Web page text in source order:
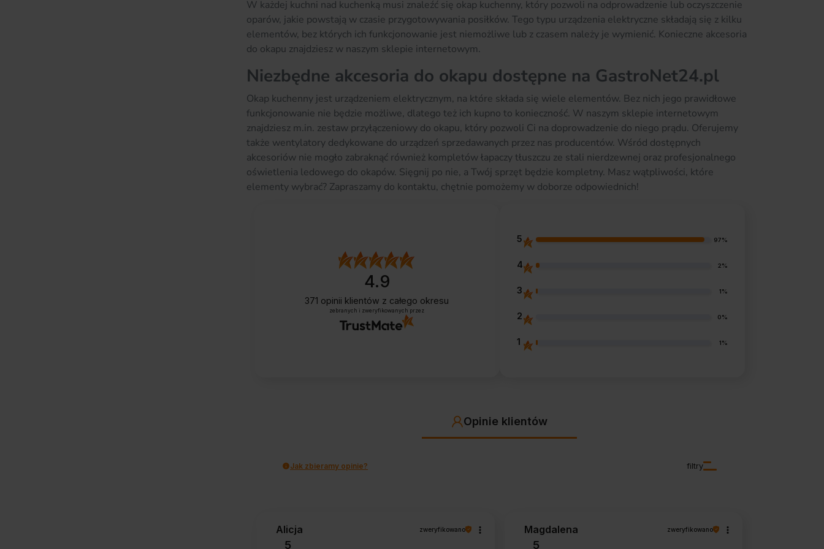
W każdej kuchni nad kuchenką musi znaleźć się okap kuchenny, który pozwoli na odprowadzenie lub oczyszczenie
oparów, jakie powstają w czasie przygotowywania posiłków. Tego typu urządzenia elektryczne składają się z kilku
elementów, bez których ich funkcjonowanie jest niemożliwe lub z czasem należy je wymienić. Konieczne akcesoria
do okapu znajdziesz w naszym sklepie internetowym.
Niezbędne akcesoria do okapu dostępne na GastroNet24.pl
Okap kuchenny jest urządzeniem elektrycznym, na które składa się wiele elementów. Bez nich jego prawidłowe
funkcjonowanie nie będzie możliwe, dlatego też ich kupno to konieczność. W naszym sklepie internetowym
znajdziesz m.in. zestaw przyłączeniowy do okapu, który pozwoli Ci na doprowadzenie do niego prądu. Oferujemy
także wentylatory dedykowane do urządzeń sprzedawanych przez nas producentów. Wśród dostępnych
akcesoriów nie mogło zabraknąć również kompletów łapaczy tłuszczu ze stali nierdzewnej oraz profesjonalnego
oświetlenia ledowego do okapów. Sięgnij po nie, a Twój sprzęt będzie kompletny. Masz wątpliwości, które
elementy wybrać? Zapraszamy do kontaktu, chętnie pomożemy w doborze odpowiednich!
4.9
371 opinii klientów z całego okresu
zebranych i zweryfikowanych przez
5 97%
4 2%
3 1%
2 0%
1 1%
Opinie klientów
filtry
Jak zbieramy opinie?
Alicja zweryfikowano
5
Magdalena zweryfikowano
5